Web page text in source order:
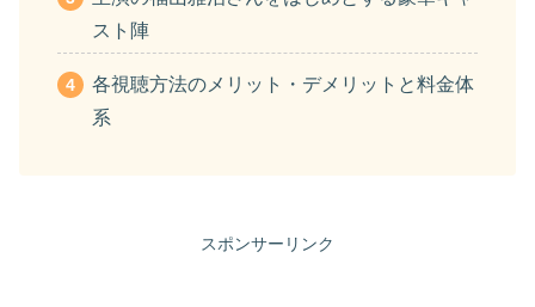
スト陣
各視聴方法のメリット・デメリットと料金体
系
スポンサーリンク